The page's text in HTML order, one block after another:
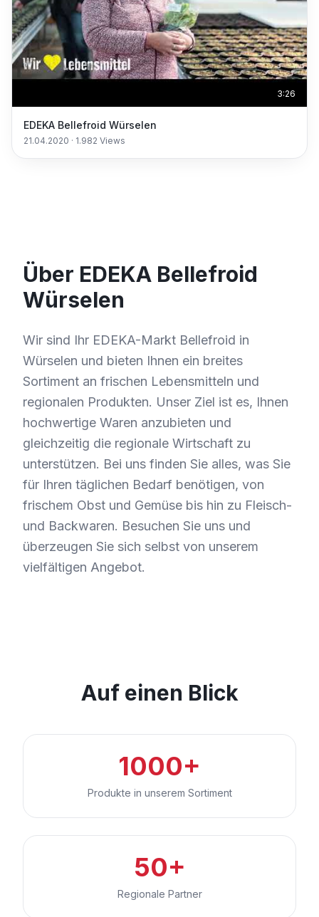
3:26
EDEKA Bellefroid Würselen
21.04.2020 · 1.982 Views
Über EDEKA Bellefroid
Würselen
Wir sind Ihr EDEKA-Markt Bellefroid in
Würselen und bieten Ihnen ein breites
Sortiment an frischen Lebensmitteln und
regionalen Produkten. Unser Ziel ist es, Ihnen
hochwertige Waren anzubieten und
gleichzeitig die regionale Wirtschaft zu
unterstützen. Bei uns finden Sie alles, was Sie
für Ihren täglichen Bedarf benötigen, von
frischem Obst und Gemüse bis hin zu Fleisch-
und Backwaren. Besuchen Sie uns und
überzeugen Sie sich selbst von unserem
vielfältigen Angebot.
Auf einen Blick
1000+
Produkte in unserem Sortiment
50+
Regionale Partner